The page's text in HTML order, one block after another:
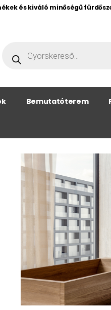
és kiváló minőségű
Bemutatóterem